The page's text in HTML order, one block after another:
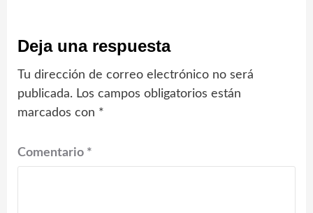
Deja una respuesta
Tu dirección de correo electrónico no será
publicada. Los campos obligatorios están
marcados con *
Comentario *